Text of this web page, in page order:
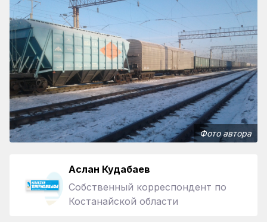
Фото автора
Аслан Кудабаев
Собственный корреспондент по
Костанайской области